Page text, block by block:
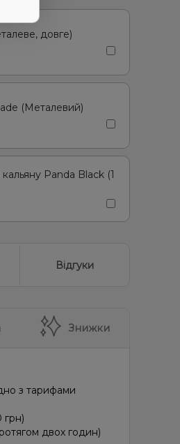
довге)
(Металевий)
Panda Black (1
Відгуки
Знижки
з тарифами
грн)
двох годин)